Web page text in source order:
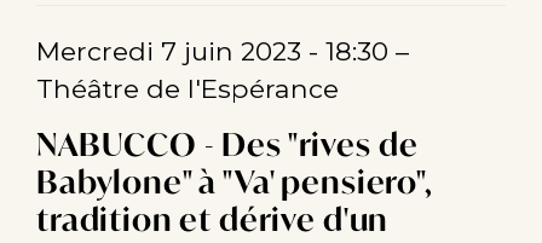
Mercredi 7 juin 2023 - 18:30 –
Théâtre de l'Espérance
NABUCCO - Des "rives de
Babylone" à "Va' pensiero",
tradition et dérive d'un